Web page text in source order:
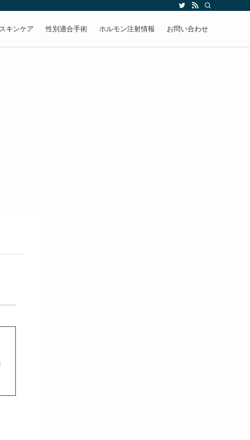
キンケア 性別適合手術 ホルモン注射情報 お問い合わせ